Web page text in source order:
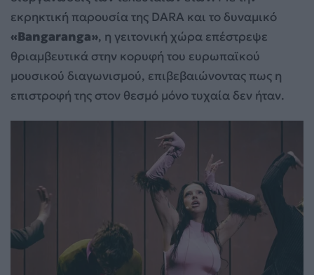
εκρηκτική παρουσία της DARA και το δυναμικό
«Bangaranga», η γειτονική χώρα επέστρεψε
θριαμβευτικά στην κορυφή του ευρωπαϊκού
μουσικού διαγωνισμού, επιβεβαιώνοντας πως η
επιστροφή της στον θεσμό μόνο τυχαία δεν ήταν.